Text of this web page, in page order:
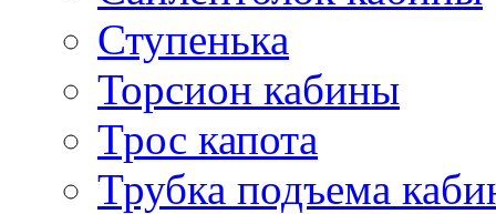
Ступенька
Торсион кабины
Трос капота
Трубка подъема